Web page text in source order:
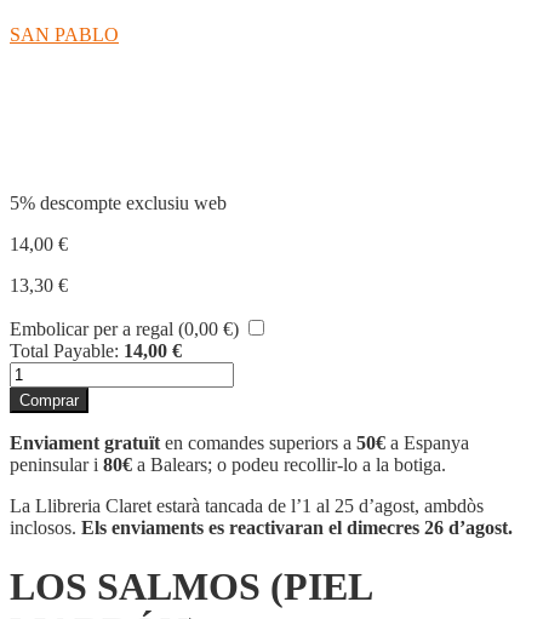
SAN PABLO
5% descompte exclusiu web
14,00 €
13,30 €
Embolicar per a regal (0,00 €)
Total Payable: 14,00 €
quantitat
de
LOS
SALMOS
(PIEL
MARRÓN)
Comprar
Enviament gratuït en comandes superiors a 50€ a Espanya
peninsular i 80€ a Balears; o podeu recollir-lo a la botiga.
La Llibreria Claret estarà tancada de l’1 al 25 d’agost, ambdòs
inclosos. Els enviaments es reactivaran el dimecres 26 d’agost.
LOS SALMOS (PIEL